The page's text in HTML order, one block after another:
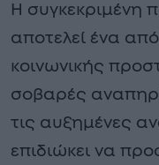
Η συγκεκριμένη
αποτελεί ένα
κοινωνικής
σοβαρές
τις αυξημένες
επιδιώκει να